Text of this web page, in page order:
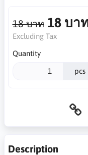
18 บาท 18 บา
Excluding Tax
Quantity
pcs
Description